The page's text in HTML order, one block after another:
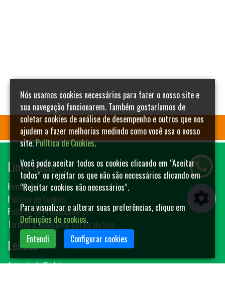
Links Úteis
Home
Política de Cookies
Política de Privacidade
Termos e Condições Gerais de Uso
Leilões
Animais de Rodeio
Nós usamos cookies necessários para fazer o nosso site e
sua navegação funcionarem. Também gostaríamos de
coletar cookies de análise de desempenho e outros que nos
ajudem a fazer melhorias medindo como você usa o nosso
site.Política de Cookies.
Você pode aceitar todos os cookies clicando em “Aceitar
todos” ou rejeitar os que não são necessários clicando em
“Rejeitar cookies não necessários”.
Para visualizar e alterar suas preferências, clique em
Definições de cookies.
Entendi
Configurar cookies